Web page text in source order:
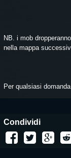
NB. i mob
nella mappa
Per qualsiasi
Condividi